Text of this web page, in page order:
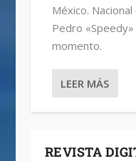
México.
Pedro
momento.
LEER MÁS
REVISTA